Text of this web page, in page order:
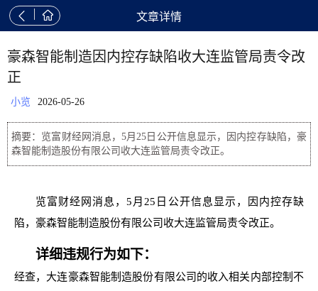
  文章详情
豪森智能制造因内控存缺陷收大连监管局责令改
正
小览 2026-05-26
摘要：览富财经网消息，5月25日公开信息显示，因内控存缺陷，豪
森智能制造股份有限公司收大连监管局责令改正。
览富财经网消息，5月25日公开信息显示，因内控存缺
陷，豪森智能制造股份有限公司收大连监管局责令改正。
详细违规行为如下：
经查，大连豪森智能制造股份有限公司的收入相关内部控制不